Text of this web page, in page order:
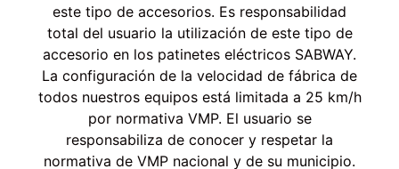
este tipo de accesorios. Es responsabilidad
total del usuario la utilización de este tipo de
accesorio en los patinetes eléctricos SABWAY.
La configuración de la velocidad de fábrica de
todos nuestros equipos está limitada a 25 km/h
por normativa VMP. El usuario se
responsabiliza de conocer y respetar la
normativa de VMP nacional y de su municipio.